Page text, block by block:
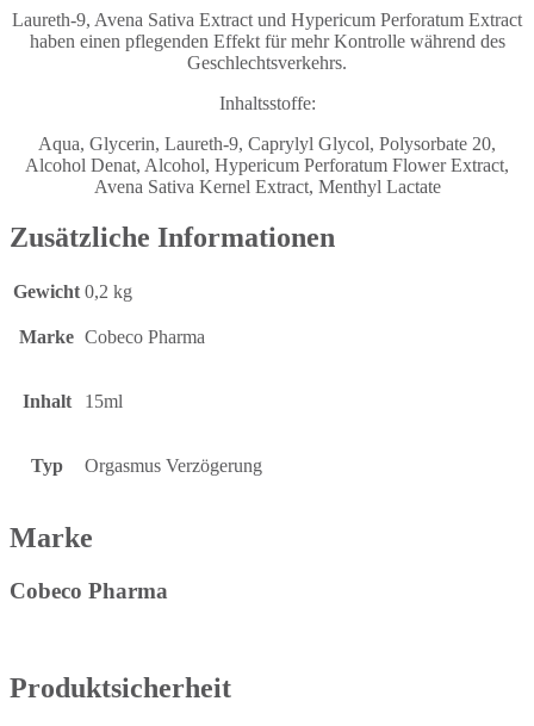
Laureth-9, Avena Sativa Extract und Hypericum Perforatum Extract
haben einen pflegenden Effekt für mehr Kontrolle während des
Geschlechtsverkehrs.
Inhaltsstoffe:
Aqua, Glycerin, Laureth-9, Caprylyl Glycol, Polysorbate 20,
Alcohol Denat, Alcohol, Hypericum Perforatum Flower Extract,
Avena Sativa Kernel Extract, Menthyl Lactate
Zusätzliche Informationen
Gewicht 0,2 kg
Marke Cobeco Pharma
Inhalt 15ml
Typ Orgasmus Verzögerung
Marke
Cobeco Pharma
Produktsicherheit